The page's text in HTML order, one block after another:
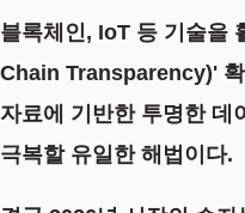
블록체인, IoT 등 기술을
Chain Transparency)'
자료에 기반한 투명한 데
극복할 유일한 해법이다.